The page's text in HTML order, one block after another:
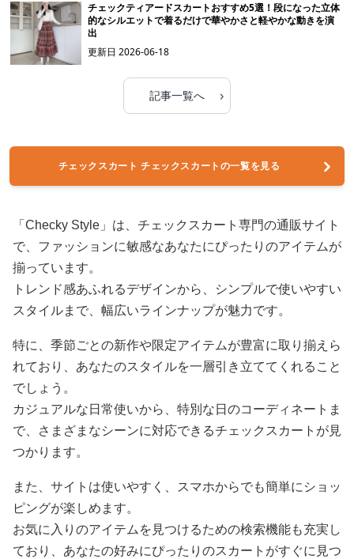
チェックティアードスカートおすすめ5選！段になった立体
的なシルエットで着るだけで華やかさと軽やかな動きを演
出
更新日2026-06-18
記事一覧へ ›
チェックスカート チェックスカートの一覧を見る
「Checky Style」は、チェックスカート専門の通販サイト
で、ファッションに敏感なあなたにぴったりのアイテムが
揃っています。
トレンド感あふれるデザインから、シンプルで使いやすい
スタイルまで、幅広いラインナップが魅力です。
特に、季節ごとの新作や限定アイテムが豊富に取り揃えら
れており、あなたのスタイルを一層引き立ててくれること
でしょう。
カジュアルな日常使いから、特別な日のコーディネートま
で、さまざまなシーンに対応できるチェックスカートが見
つかります。
また、サイトは使いやすく、スマホからでも簡単にショッ
ピングが楽しめます。
お気に入りのアイテムを見つけるための検索機能も充実し
ており、あなたの好みにぴったりのスカートがすぐに見つ